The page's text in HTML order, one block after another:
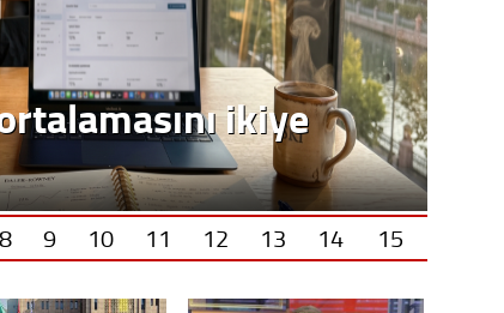
ikiye
8 9 10 11 12 13 14 15